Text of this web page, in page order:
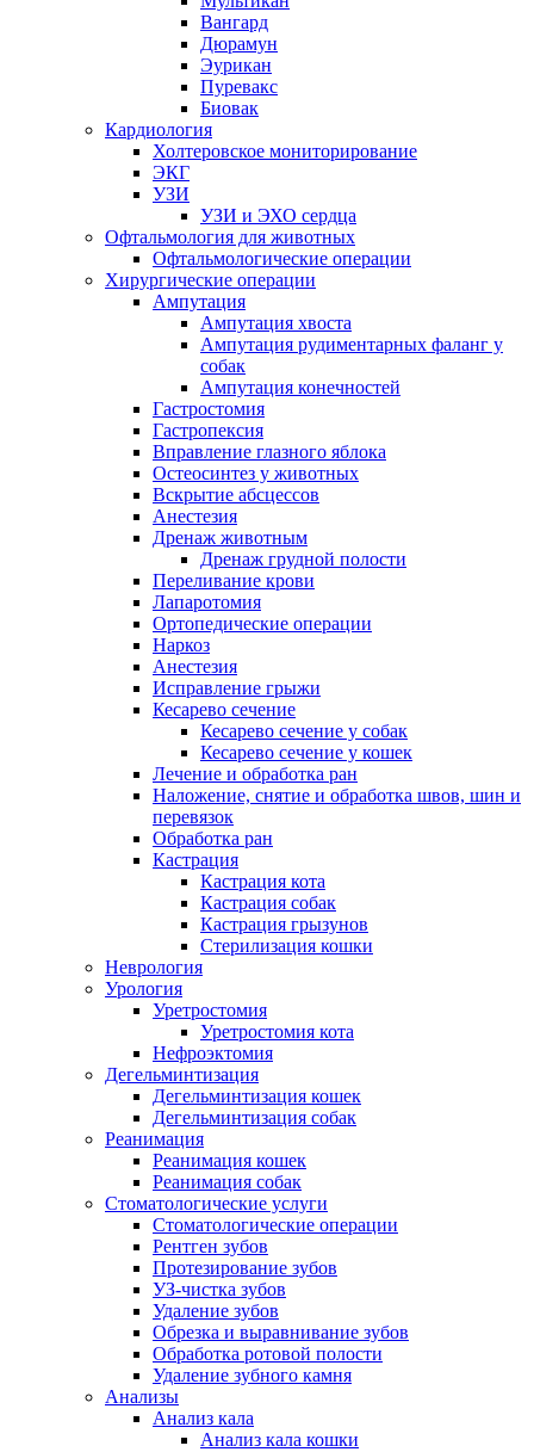
Вангард
Дюрамун
Эурикан
Пуревакс
Биовак
Кардиология
Холтеровское мониторирование
ЭКГ
УЗИ
УЗИ и ЭХО сердца
Офтальмология для животных
Офтальмологические операции
Хирургические операции
Ампутация
Ампутация хвоста
Ампутация рудиментарных фаланг у
собак
Ампутация конечностей
Гастростомия
Гастропексия
Вправление глазного яблока
Остеосинтез у животных
Вскрытие абсцессов
Анестезия
Дренаж животным
Дренаж грудной полости
Переливание крови
Лапаротомия
Ортопедические операции
Наркоз
Анестезия
Исправление грыжи
Кесарево сечение
Кесарево сечение у собак
Кесарево сечение у кошек
Лечение и обработка ран
Наложение, снятие и обработка швов, шин и
перевязок
Обработка ран
Кастрация
Кастрация кота
Кастрация собак
Кастрация грызунов
Стерилизация кошки
Неврология
Урология
Уретростомия
Уретростомия кота
Нефроэктомия
Дегельминтизация
Дегельминтизация кошек
Дегельминтизация собак
Реанимация
Реанимация кошек
Реанимация собак
Стоматологические услуги
Стоматологические операции
Рентген зубов
Протезирование зубов
УЗ-чистка зубов
Удаление зубов
Обрезка и выравнивание зубов
Обработка ротовой полости
Удаление зубного камня
Анализы
Анализ кала
Анализ кала кошки